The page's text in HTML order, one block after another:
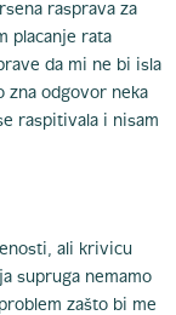
rasprava za
placanje rata
da mi ne bi isla
zna odgovor neka
raspitivala i nisam
ali krivicu
supruga nemamo
zašto bi me